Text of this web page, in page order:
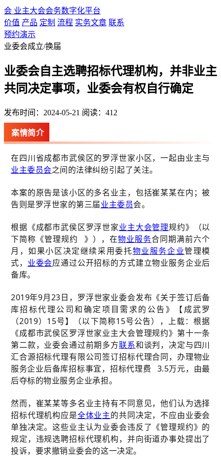
会 业主大会会务数字化平台
价值 产品 定制 流程 实务文章 联系
预约演示
业委会成立/换届
业委会自主选聘招标代理机构，并非业主
共同决定事项，业委会有权自行确定
发布时间：2024-05-21 阅读：412
案情简介
在四川省成都市武侯区的罗浮世家小区，一起由业主与
业主委员会之间的法律纠纷引起了关注。
本案的原告是该小区的多名业主，包括崔某某在内；被
告则是罗浮世家的第三届业主委员会。
根据《成都市武侯区罗浮世家业主大会管理规约》（以
下简称《管理规约 》），在物业服务合同期满前六个
月，如果小区决定继续采用委托物业服务企业管理模
式， 业委会应通过公开招标的方式建立物业服务企业后
备库。
2019年9月23日，罗浮世家业委会发布《关于签订后备
库招标代理公司和确定项目需求的公告》【成武罗
（2019）15号】（以下简称15号公告），上载：根据
《成都市武侯区罗浮世家业主大会管理规约》第十一条
第二款，业委会通过前期多方联系和谈判，决定与四川
汇合源招标代理有限公司签订招标代理合同，办理物业
服务企业后备库招标事宜， 招标代理费
3.5万元，由最
后夺标的物业服务企业承担。
然而，崔某某等多名业主持有不同意见，他们认为选择
招标代理机构应是全体业主的共同决定，不应由业委会
单独决定。这些业主认为业委会违反了《管理规约》的
规定，违规选聘招标代理机构，并向街道办事处提出了
投诉，要求撤销业委会的这一决定。